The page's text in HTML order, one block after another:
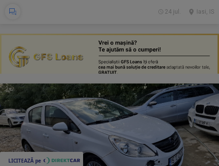
Iasi, IS
24 jul.